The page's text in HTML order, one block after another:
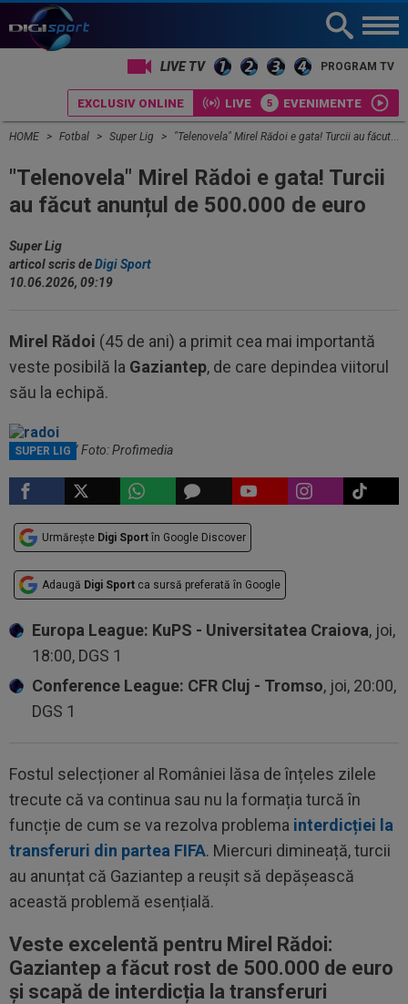
LIVE TV PROGRAM TV
EXCLUSIV ONLINE LIVE EVENIMENTE
HOME Fotbal Super Lig "Telenovela" Mirel Rădoi e gata! Turcii au făcut anunțul de 500.000 de euro
"Telenovela" Mirel Rădoi e gata! Turcii
au făcut anunțul de 500.000 de euro
Super Lig
articol scris deDigi Sport
10.06.2026, 09:19
Mirel Rădoi (45 de ani) a primit cea mai importantă
veste posibilă la Gaziantep, de care depindea viitorul
său la echipă.
SUPER LIG
Mirel Rădoi / Foto: Profimedia
Urmărește Digi Sport în Google Discover
Adaugă Digi Sport ca sursă preferată în Google
Europa League: KuPS - Universitatea Craiova, joi,
18:00, DGS 1
Conference League: CFR Cluj - Tromso, joi, 20:00,
DGS 1
Fostul selecționer al României lăsa de înțeles zilele
trecute că va continua sau nu la formația turcă în
funcție de cum se va rezolva problema interdicției la
transferuri din partea FIFA. Miercuri dimineață, turcii
au anunțat că Gaziantep a reușit să depășească
această problemă esențială.
Veste excelentă pentru Mirel Rădoi:
Gaziantep a făcut rost de 500.000 de euro
și scapă de interdicția la transferuri